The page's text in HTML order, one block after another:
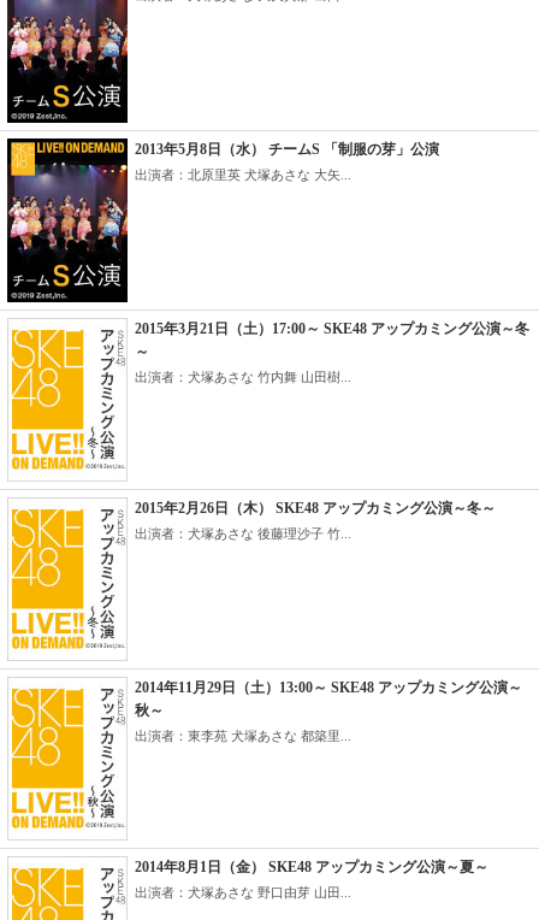
2013年5月8日（水） チームS 「制服の芽」公演
出演者：北原里英 犬塚あさな 大矢...
2015年3月21日（土）17:00～ SKE48 アップカミング公演～冬
～
出演者：犬塚あさな 竹内舞 山田樹...
2015年2月26日（木） SKE48 アップカミング公演～冬～
出演者：犬塚あさな 後藤理沙子 竹...
2014年11月29日（土）13:00～ SKE48 アップカミング公演～
秋～
出演者：東李苑 犬塚あさな 都築里...
2014年8月1日（金） SKE48 アップカミング公演～夏～
出演者：犬塚あさな 野口由芽 山田...